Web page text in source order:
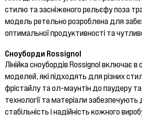
стилю та засніженого рельєфу поза
модель ретельно розроблена для
оптимальної продуктивності та
Сноуборди Rossignol
Лінійка сноубордів Rossignol включає в
моделей, які підходять для різних
фрістайлу та ол-маунтін до паудеру та
технології та матеріали забезпечують
стабільність і надійність кожного